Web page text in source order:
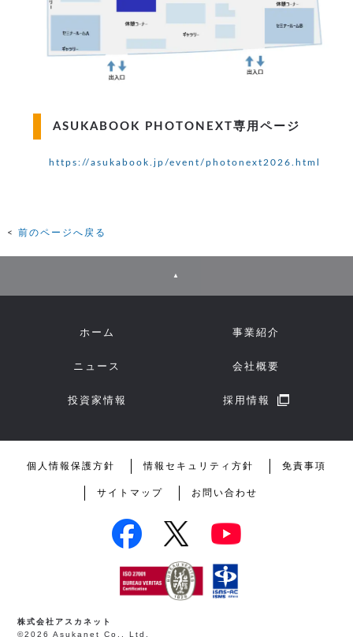
ASUKABOOK PHOTONEXT専用ページ
https://asukabook.jp/event/photonext2026.html
前のページへ戻る
▲
ホーム 事業紹介
ニュース 会社概要
投資家情報 採用情報
個人情報保護方針 情報セキュリティ方針 免責事項
サイトマップ お問い合わせ
株式会社アスカネット
©2026 Asukanet Co., Ltd.